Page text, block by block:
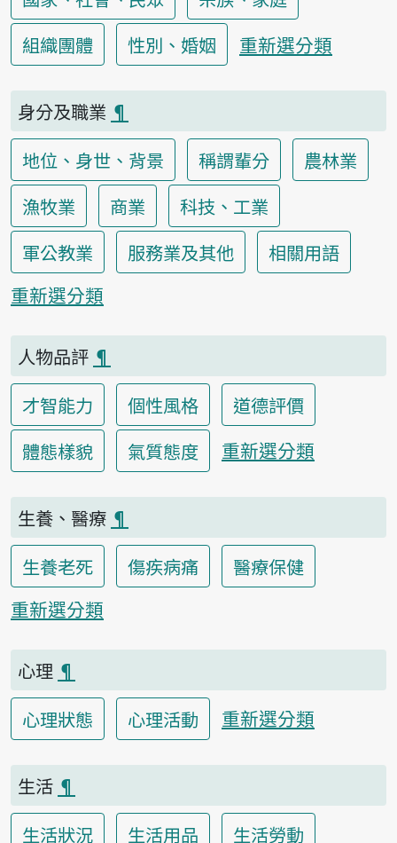
組織團體
性別、婚姻 重新選分類
身分及職業 ¶
地位、身世、背景
稱謂輩分
農林業
漁牧業
商業
科技、工業
軍公教業
服務業及其他
相關用語
重新選分類
人物品評 ¶
才智能力
個性風格
道德評價
體態樣貌
氣質態度 重新選分類
生養、醫療 ¶
生養老死
傷疾病痛
醫療保健
重新選分類
心理 ¶
心理狀態
心理活動 重新選分類
生活 ¶
生活狀況
生活用品
生活勞動